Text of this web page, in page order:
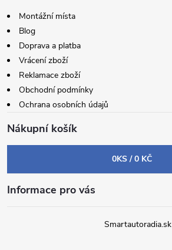
Montážní místa
Blog
Doprava a platba
Vrácení zboží
Reklamace zboží
Obchodní podmínky
Ochrana osobních údajů
Nákupní košík
0KS /0 KČ
Informace pro vás
Smartautoradia.sk